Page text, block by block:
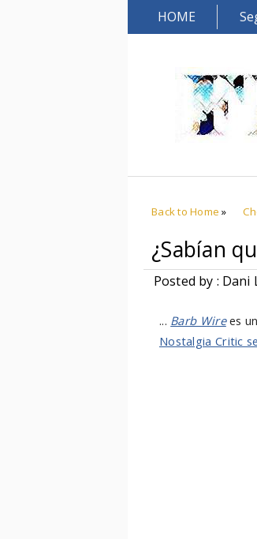
HOME
Back to Home »
¿Sabían
Posted by : Dani
... Barb Wirees
Nostalgia Critic